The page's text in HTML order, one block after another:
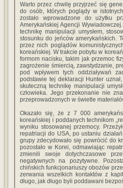
Warto przez chwilę przyjrzeć się
do osób, których poglądy w
zostało wprowadzone do użytku
Amerykańskiej Agencji
technikę manipulacji umysłem,
stosunku do jeńców amerykańskich.
przez nich poglądów
koreańskiej. W trakcie pobytu w
formom nacisku, takim jak przemoc
zagrożenie śmiercią, zawstydzanie,
pod wpływem tych oddziaływań
podstawie tej deklaracji Hunter
skuteczną technikę manipulacji
człowieka. Jego przekonanie nie
przeprowadzonych w świetle
Okazało się, że z 7 000
koreańskiej i poddanych technikom
wyniku stosowanej przemocy.
repatriacji do USA, po ustaniu
grupy zdecydowało się powrócić do
pozostało w Korei, odmawiając
zmienili swoje dotychczasowe
negatywnych na pozytywne.
chińskich funkcjonariuszy obozów
zerwania wszelkich kontaktów z
długo, jak długo byli poddawani